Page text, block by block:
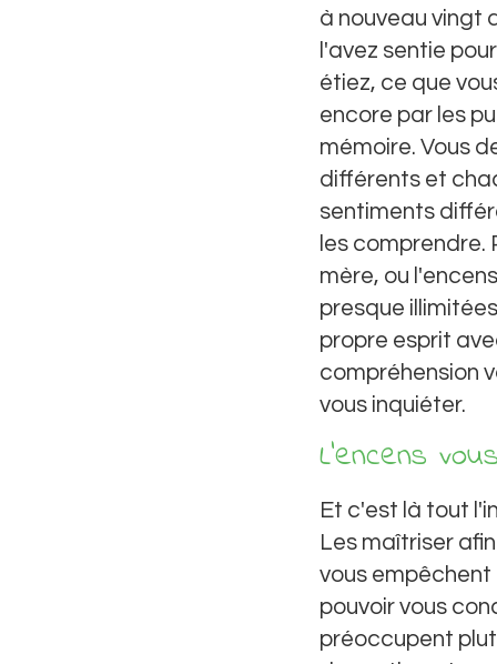
à nouveau vingt
l'avez sentie
étiez, ce que
encore par les
mémoire. Vous
différents et
sentiments
les
mère, ou
presque
propre esprit
compréhension
vous inquiéter.
L’encens
Et c'est là tout
Les maîtriser
vous empêchent
pouvoir vous
préoccupent